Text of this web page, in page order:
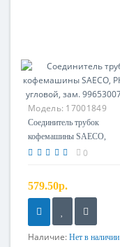
Модель: 17001849
Соединитель трубок
кофемашины SAECO,
PHILIPS, угловой, зам.
0
579.50р.
Наличие: Нет в наличии